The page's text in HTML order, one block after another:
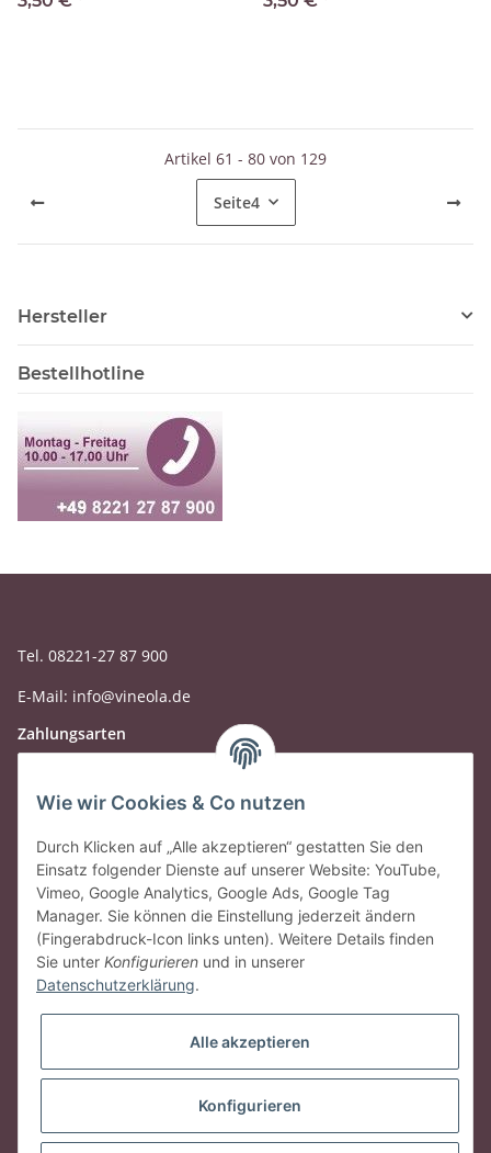
Artikel 61 - 80 von 129
Seite4
Hersteller
Bestellhotline
Tel. 08221-27 87 900
E-Mail: info@vineola.de
Zahlungsarten
Vertrag widerrufen
* Alle Preise inkl. gesetzlicher USt., zzgl.Versand
Wie wir Cookies & Co nutzen
Durch Klicken auf „Alle akzeptieren“ gestatten Sie den
Einsatz folgender Dienste auf unserer Website: YouTube,
Vimeo, Google Analytics, Google Ads, Google Tag
Manager. Sie können die Einstellung jederzeit ändern
(Fingerabdruck-Icon links unten). Weitere Details finden
Sie unter Konfigurieren und in unserer
Datenschutzerklärung.
Alle akzeptieren
Konfigurieren